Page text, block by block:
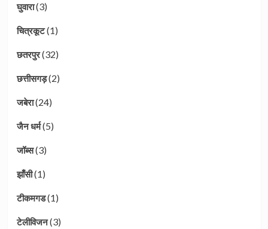
घुवारा(3)
चित्रकूट(1)
छतरपुर(32)
छत्तीसगड़(2)
जबेरा(24)
जैन धर्म(5)
जॉब्स(3)
झाँसी(1)
टीकमगड(1)
टेलीविजन(3)